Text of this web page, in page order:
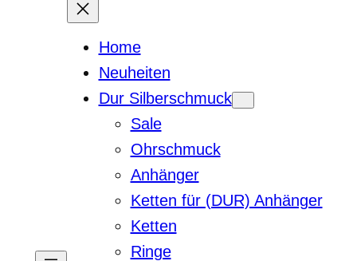
Home
Neuheiten
Dur Silberschmuck
Sale
Ohrschmuck
Anhänger
Ketten für (DUR) Anhänger
Ketten
Ringe